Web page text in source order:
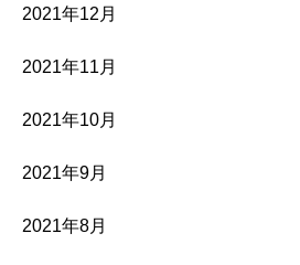
2021年12月
2021年11月
2021年10月
2021年9月
2021年8月